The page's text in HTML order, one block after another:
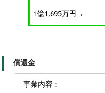
1億1,695万円→
償還金
事業内容：